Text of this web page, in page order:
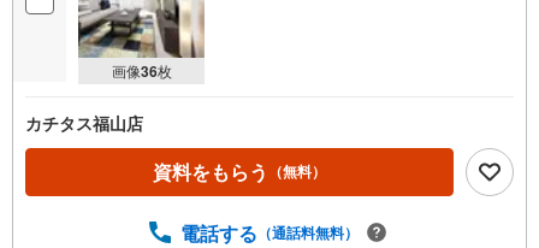
画像36枚
カチタス福山店
資料をもらう （無料）
電話する （通話料無料）